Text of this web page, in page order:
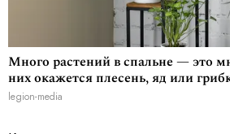
Много растений в спальне — это
них окажется плесень, яд или
legion-media